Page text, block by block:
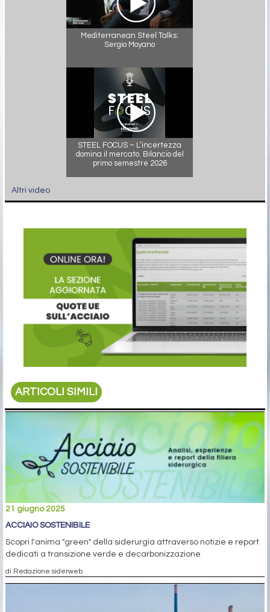
Mediterranean Steel Talks:
Sergio Moyano
STEEL FOCUS – L’incertezza
domina il mercato. Bilancio del
primo semestre 2026
Altri video
ARTICOLI SIMILI
21 giugno 2025
ACCIAIO SOSTENIBILE
Scopri l'anima "green" della siderurgia attraverso notizie e report
dedicati a transizione verde e decarbonizzazione
di Redazione siderweb